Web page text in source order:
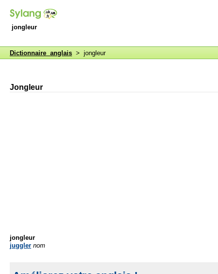
jongleur
Dictionnaire anglais > jongleur
Jongleur
jongleur
juggler nom